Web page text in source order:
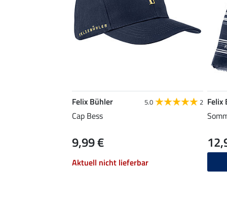
Felix Bühler 5.0 2
Cap Bess
9,99 €
Aktuell nicht lieferbar
Felix